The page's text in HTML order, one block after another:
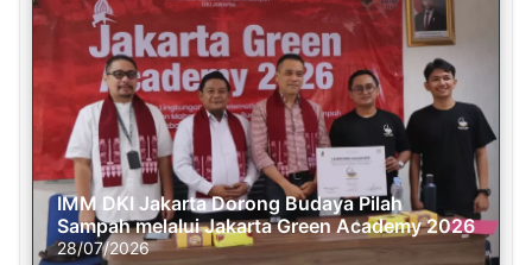
IMM DKI Jakarta Dorong Budaya Pilah
Sampah melalui Jakarta Green Academy 2026
28/07/2026